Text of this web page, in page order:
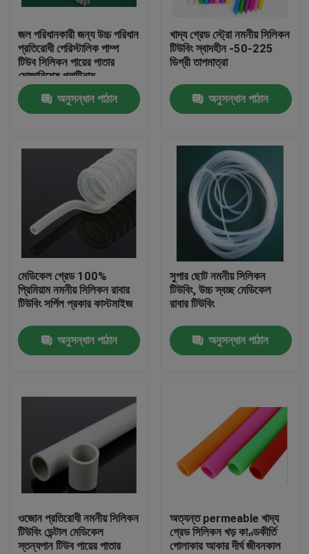
বাড়ি
কারখানা ভ্রমণ
মান নিয়ন্ত্রণ
উদ্ধৃতির জন্য আবেদন
নমনীয় পিভিসি টিউবিং
ঢেউখেলান নমনীয় টিউবিং
জল পরিধানকারী জন্য উচ্চ পরিধান
প্রতিরোধী পেরিস্টালিক পাম্প
টিউব সিলিকন পায়ের পাতার
মোজাবিশেষ প্ল্যাটিনাম
অনুসন্ধান পাঠান
খাদ্য গ্রেড স্ট্রো নমনীয় সিলিকন
টিউবিং স্বাদহীন -50-225
ডিগ্রী তাপমাত্রা
অনুসন্ধান পাঠান
মেডিকেল গ্রেড 100%
প্রিমিয়াম নমনীয় সিলিকন রাবার
টিউবিং সর্পিল প্রকার কাস্টমাইজ
অনুসন্ধান পাঠান
সুপার ছোট নমনীয় সিলিকন
টিউবিং, উচ্চ স্বচ্ছ মেডিকেল
রাবার টিউবিং
অনুসন্ধান পাঠান
ওজোন প্রতিরোধী নমনীয় সিলিকন
টিউবিং ডেন্টাল মেডিকেল
স্তন্যপান টিউব পায়ের পাতার
অত্যন্ত permeable খাদ্য
গ্রেড সিলিকন খড় কাণ্ডকীর্তি
গোলাকার আকার দীর্ঘ জীবনকাল